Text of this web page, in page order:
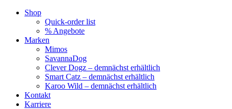
Shop
Quick-order list
% Angebote
Marken
Mimos
SavannaDog
Clever Dogz – demnächst erhältlich
Smart Catz – demnächst erhältlich
Karoo Wild – demnächst erhältlich
Kontakt
Karriere